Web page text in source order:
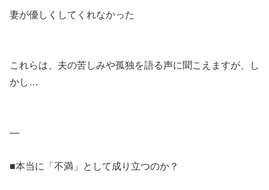
妻が優しくしてくれなかった
これらは、夫の苦しみや孤独を語る声に聞こえますが、し
かし…
—
■本当に「不満」として成り立つのか？